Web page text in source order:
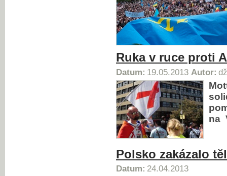
Ruka v ruce proti
Datum: 19.05.2013 Autor:
na
Polsko zakázalo
Datum: 24.04.2013